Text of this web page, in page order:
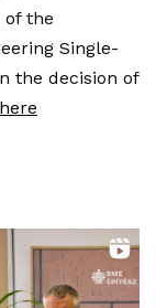
the
Single-
the decision of
here